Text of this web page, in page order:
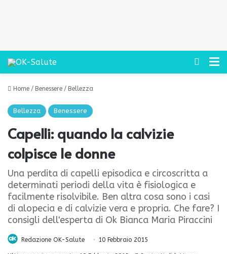
Cerca
Home / Benessere / Bellezza
Bellezza Benessere
Capelli: quando la calvizie
colpisce le donne
Una perdita di capelli episodica e circoscritta a
determinati periodi della vita è fisiologica e
facilmente risolvibile. Ben altra cosa sono i casi
di alopecia e di calvizie vera e propria. Che fare? I
consigli dell'esperta di Ok Bianca Maria Piraccini
Redazione OK-Salute 10 Febbraio 2015